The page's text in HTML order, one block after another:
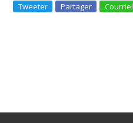
Tweeter Partager Courriel